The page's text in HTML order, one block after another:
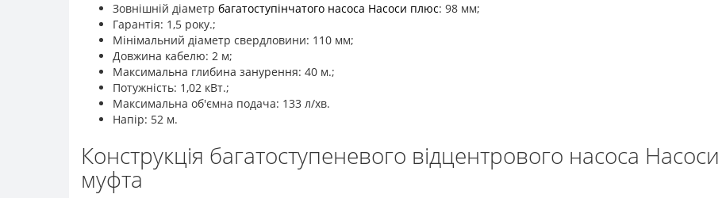
Зовнішній діаметр багатоступінчатого насоса Насоси плюс: 98 мм;
Гарантія: 1,5 року.;
Мінімальний діаметр свердловини: 110 мм;
Довжина кабелю: 2 м;
Максимальна глибина занурення: 40 м.;
Потужність: 1,02 кВт.;
Максимальна об'ємна подача: 133 л/хв.
Напір: 52 м.
Конструкція багатоступеневого відцентрового насоса
муфта